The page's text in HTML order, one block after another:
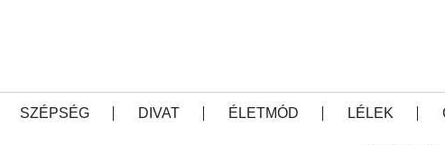
SZÉPSÉG DIVAT ÉLETMÓD LÉLEK